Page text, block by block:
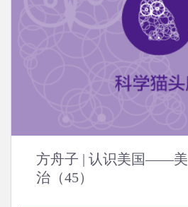
方舟子 | 认识美国——
治（45）